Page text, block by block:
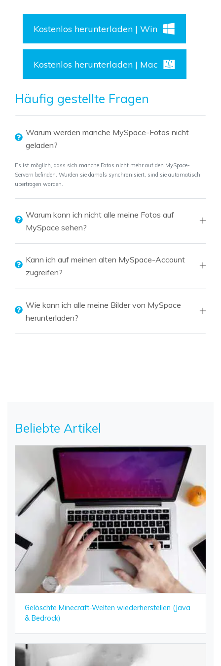
Kostenlos herunterladen | Win
Kostenlos herunterladen | Mac
Häufig gestellte Fragen
Warum werden manche MySpace-Fotos nicht
geladen?
Es ist möglich, dass sich manche Fotos nicht mehr auf den MySpace-
Servern befinden. Wurden sie damals synchronisiert, sind sie automatisch
übertragen worden.
Warum kann ich nicht alle meine Fotos auf
MySpace sehen?
Kann ich auf meinen alten MySpace-Account
zugreifen?
Wie kann ich alle meine Bilder von MySpace
herunterladen?
Beliebte Artikel
Gelöschte Minecraft-Welten wiederherstellen (Java
& Bedrock)